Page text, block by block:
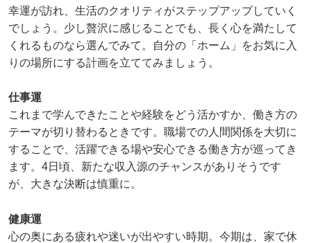
幸運が訪れ、生活のクオリティがステップアップしていく
でしょう。少し贅沢に感じることでも、長く心を満たして
くれるものなら選んでみて。自分の「ホーム」をお気に入
りの場所にする計画を立ててみましょう。
仕事運
これまで学んできたことや経験をどう活かすか、働き方の
テーマが切り替わるときです。職場での人間関係を大切に
することで、活躍できる場や安心できる働き方が巡ってき
ます。4日頃、新たな収入源のチャンスがありそうです
が、大きな決断は慎重に。
健康運
心の奥にある疲れや迷いが出やすい時期。今期は、家で休